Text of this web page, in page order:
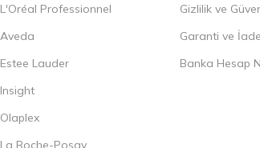
L'Oréal Professionnel
Aveda
Estee Lauder
Insight
Olaplex
La Roche-Posay
Gizlilik ve
Garanti ve
Banka Hesap